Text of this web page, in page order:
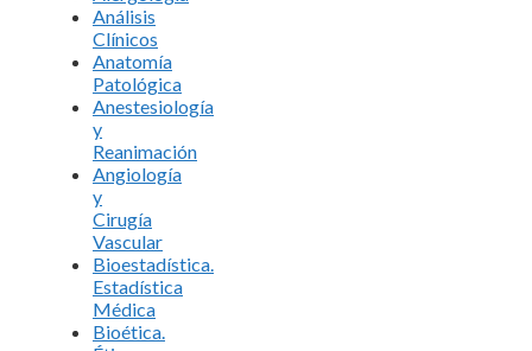
Análisis
Clínicos
Anatomía
Patológica
Anestesiología
y
Reanimación
Angiología
y
Cirugía
Vascular
Bioestadística.
Estadística
Médica
Bioética.